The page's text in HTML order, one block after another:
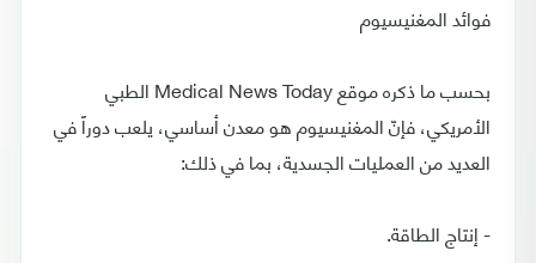
فوائد المغنيسيوم
بحسب ما ذكره موقع Medical News Today الطبي
الأمريكي، فإنّ المغنيسيوم هو معدن أساسي، يلعب دوراً في
العديد من العمليات الجسدية، بما في ذلك:
- إنتاج الطاقة.